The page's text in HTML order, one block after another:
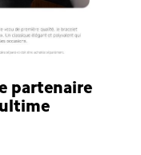
partenaire